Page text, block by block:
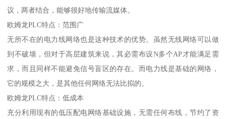
议，两者结合，能够很好地传输流媒体。
欧姆龙PLC特点：范围广
无所不在的电力线网络也是这种技术的优势。虽然无线网络可以做
到不破墙，但对于高层建筑来说，其必需布设N多个AP才能满足需
求，而且同样不能避免信号盲区的存在。而电力线是基础的网络，
它的规模之大，是其他任何网络无法比拟的。
欧姆龙PLC特点：低成本
充分利用现有的低压配电网络基础设施，无需任何布线，节约了资